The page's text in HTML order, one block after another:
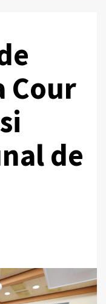
Cour
de